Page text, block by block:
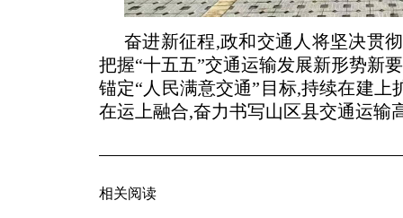
奋进新征程,政和交通人将坚决贯
把握“十五五”交通运输发展新形势新
锚定“人民满意交通”目标,持续在建
在运上融合,奋力书写山区县交通运输
相关阅读